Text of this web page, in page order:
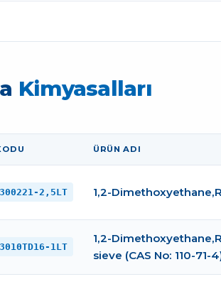
Kimyasalları
ÜRÜN ADI
2,5LT 1,2-
1LT
1,2-
sieve (CAS No: 110-71-